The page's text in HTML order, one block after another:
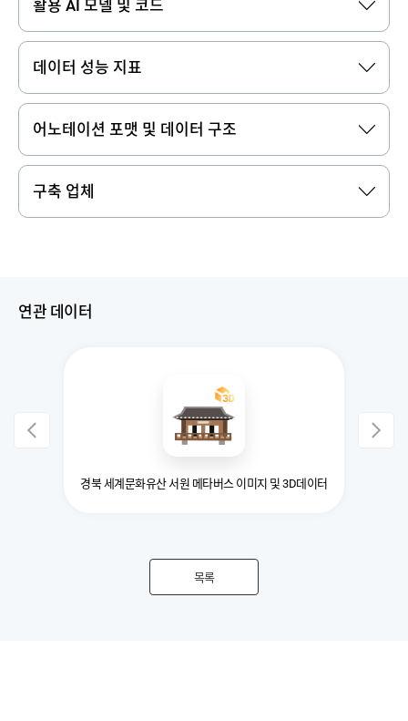
활용 AI 모델 및 코드
데이터 성능 지표
어노테이션 포맷 및 데이터 구조
구축 업체
연관 데이터
경북 세계문화유산 서원 메타버스 이미지 및 3D데이터
목록